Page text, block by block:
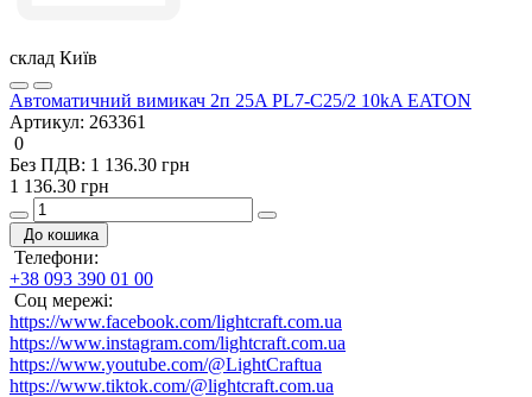
склад Київ
Автоматичний вимикач 2п 25A PL7-C25/2 10kA EATON
Артикул: 263361
0
Без ПДВ: 1 136.30 грн
1 136.30 грн
До кошика
Телефони:
+38 093 390 01 00
Соц мережі:
https://www.facebook.com/lightcraft.com.ua
https://www.instagram.com/lightcraft.com.ua
https://www.youtube.com/@LightCraftua
https://www.tiktok.com/@lightcraft.com.ua